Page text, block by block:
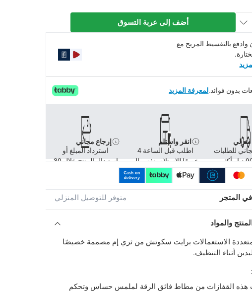
أضف إلى عربة التسوق
وادفع بالتقسيط المريح مع
لمعرفة المزيد
للطلبات
انقر واستلم
اطلب قبل الساعة 4
عصرًا للاستلام بنفس ال
إرجاع مجاني
استرداد المبلغ أو
استبدال المنتج خلال 30
المتجر متوفر للتوصيل المنزلي
والمواد
الاستعمالات برايت سكوتش من ثري إم مصممة خصيصًا
أثناء التنظيف.
القفازات من مطاط فائق الرقة لملمس حساس وتحكم